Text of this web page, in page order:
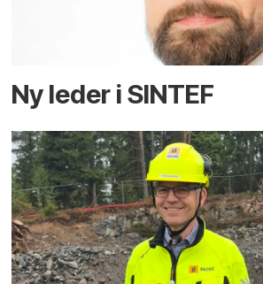
Ny leder i SINTEF